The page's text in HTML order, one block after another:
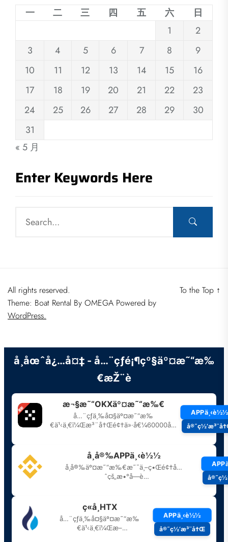
一
二 三 四 五 六
日
1
2
3
4 5 6 7 8
9
10
11 12 13 14 15
16
17
18 19 20 21 22
23
24
25 26 27 28 29
30
31
« 5 月
Enter Keywords Here
All rights reserved.
Theme: Boat Rental By OMEGA Powered by
WordPress.
To the Top ↑